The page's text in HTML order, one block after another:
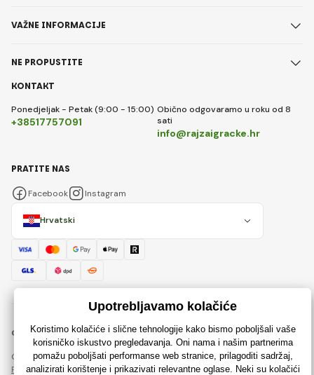
KONTAKT
Ponedjeljak - Petak (9:00 - 15:00)
+38517757091
Obično odgovaramo u roku od 8
sati
info@rajzaigracke.hr
VAŽNE INFORMACIJE
NE PROPUSTITE
Hrvatski
PRATITE NAS
Facebook Instagram
© 2018 - 2026 Rajzaigracke.hr, Sva prava pridržana
Ova stranica je zaštićena reCAPTCHA-om i primjenjuju se
Pravila o zaštiti osobnih podatakatvrtke Google i njihova